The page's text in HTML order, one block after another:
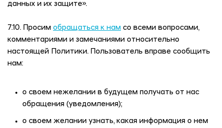
данных и их защите».
7.10. Просим обращаться к нам со всеми вопросами,
комментариями и замечаниями относительно
настоящей Политики. Пользователь вправе сообщить
нам:
о своем нежелании в будущем получать от нас
обращения (уведомления);
о своем желании узнать, какая информация о нем